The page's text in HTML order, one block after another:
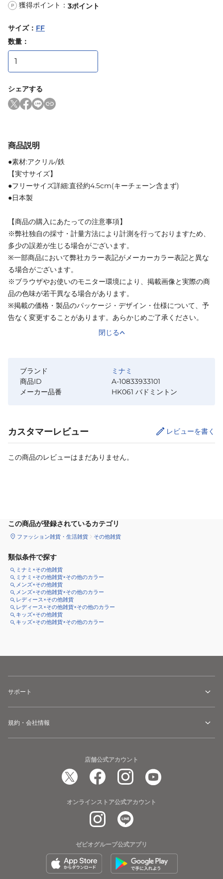
P 獲得ポイント： 3ポイント
サイズ： FF
数量：
シェアする
商品説明
●素材:アクリル/鉄
【実寸サイズ】
●フリーサイズ詳細:直径約4.5cm(キーチェーン含まず)
●日本製
【商品の購入にあたっての注意事項】
※弊社独自の採寸・計量方法により計測を行っておりますため、
多少の誤差が生じる場合がございます。
※一部商品において弊社カラー表記がメーカーカラー表記と異な
る場合がございます。
※ブラウザやお使いのモニター環境により、掲載画像と実際の商
品の色味が若干異なる場合があります。
※掲載の価格・製品のパッケージ・デザイン・仕様について、予
告なく変更することがあります。あらかじめご了承ください。
閉じる
ブランド
ミナミ
商品ID
A-10833933101
メーカー品番
HK061 バドミントン
カスタマーレビュー レビューを書く
この商品のレビューはまだありません。
この商品が登録されているカテゴリ
ファッション雑貨・生活雑貨 その他雑貨
類似条件で探す
ミナミ×その他雑貨
ミナミ×その他雑貨×その他のカラー
メンズ×その他雑貨
メンズ×その他雑貨×その他のカラー
レディース×その他雑貨
レディース×その他雑貨×その他のカラー
キッズ×その他雑貨
キッズ×その他雑貨×その他のカラー
サポート
規約・会社情報
店舗公式アカウント
オンラインストア公式アカウント
ゼビオグループ公式アプリ